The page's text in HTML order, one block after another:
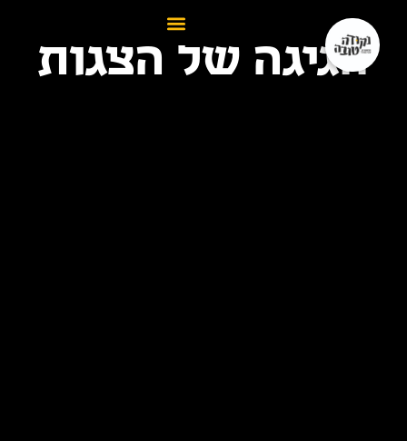
מזמינים:
חגיגה של הצגות